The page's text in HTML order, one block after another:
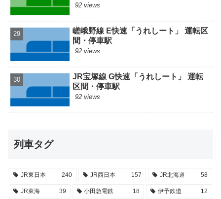
92 views
嵯峨野線 E快速「うれしート」 運転区
間・停車駅
92 views
JR宝塚線 G快速「うれしート」 運転
区間・停車駅
92 views
列車タグ
JR東日本 240 JR西日本 157 JR北海道 58
JR東海 39 小田急電鉄 18 伊予鉄道 12